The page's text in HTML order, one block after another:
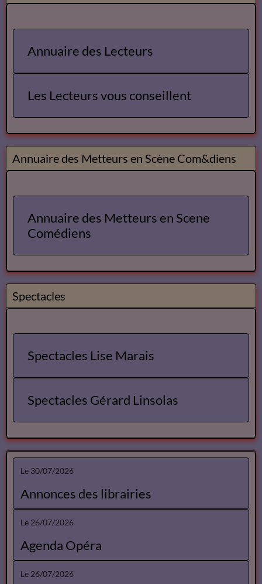
Annuaire des Lecteurs
Les Lecteurs vous conseillent
Annuaire des Metteurs en Scène Com&diens
Annuaire des Metteurs en Scene
Comédiens
Spectacles
Spectacles Lise Marais
Spectacles Gérard Linsolas
Le 30/07/2026
Annonces des librairies
Le 26/07/2026
Agenda Opéra
Le 26/07/2026